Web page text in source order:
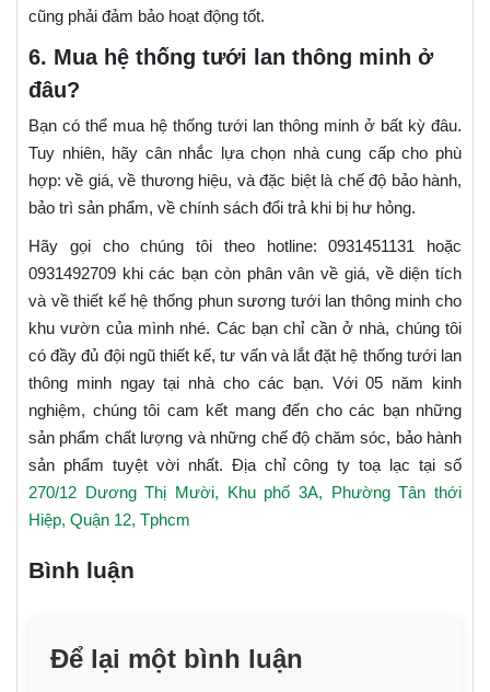
cũng phải đảm bảo hoạt động tốt.
6. Mua hệ thống tưới lan thông minh ở
đâu?
Bạn có thể mua hệ thống tưới lan thông minh ở bất kỳ đâu.
Tuy nhiên, hãy cân nhắc lựa chọn nhà cung cấp cho phù
hợp: về giá, về thương hiệu, và đặc biệt là chế độ bảo hành,
bảo trì sản phẩm, về chính sách đổi trả khi bị hư hỏng.
Hãy gọi cho chúng tôi theo hotline: 0931451131 hoặc
0931492709 khi các bạn còn phân vân về giá, về diện tích
và về thiết kế hệ thống phun sương tưới lan thông minh cho
khu vườn của mình nhé. Các bạn chỉ cần ở nhà, chúng tôi
có đầy đủ đội ngũ thiết kế, tư vấn và lắt đặt hệ thống tưới lan
thông minh ngay tại nhà cho các bạn. Với 05 năm kinh
nghiệm, chúng tôi cam kết mang đến cho các bạn những
sản phẩm chất lượng và những chế độ chăm sóc, bảo hành
sản phẩm tuyệt vời nhất. Địa chỉ công ty toạ lạc tại số
270/12 Dương Thị Mười, Khu phố 3A, Phường Tân thới
Hiệp, Quận 12, Tphcm
Bình luận
Để lại một bình luận